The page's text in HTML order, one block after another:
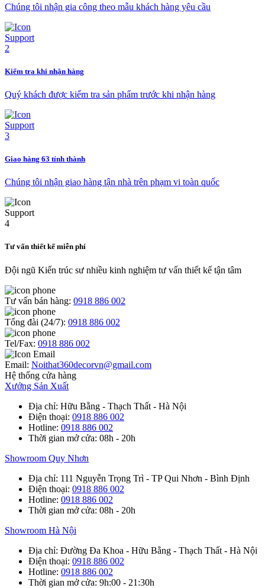
Chúng tôi nhận gia công theo mẫu khách hàng yêu cầu
Kiểm tra khi nhận hàng
Quý khách được kiểm tra sản phẩm trước khi nhận hàng
Giao hàng 63 tỉnh thành
Chúng tôi nhận giao hàng tận nhà trên phạm vi toàn quốc
Tư vấn thiết kế miễn phí
Đội ngũ Kiến trúc sư nhiều kinh nghiệm tư vấn thiết kế tận tâm
Tư vấn bán hàng: 0918 886 002
Tổng đài (24/7): 0918 886 002
Tel/Fax: 0918 886 002
Email: Noithat360decorvn@gmail.com
Hệ thống cửa hàng
Xưởng Sản Xuất
Địa chỉ: Hữu Bằng - Thạch Thất - Hà Nội
Điện thoại: 0918 886 002
Hotline: 0918 886 002
Thời gian mở cửa: 08h - 20h
Showroom Quy Nhơn
Địa chỉ: 111 Nguyễn Trọng Trì - TP Qui Nhơn - Bình Định
Điện thoại: 0918 886 002
Hotline: 0918 886 002
Thời gian mở cửa: 08h - 20h
Showroom Hà Nội
Địa chỉ: Đường Đa Khoa - Hữu Bằng - Thạch Thất - Hà Nội
Điện thoại: 0918 886 002
Hotline: 0918 886 002
Thời gian mở cửa: 9h:00 - 21:30h